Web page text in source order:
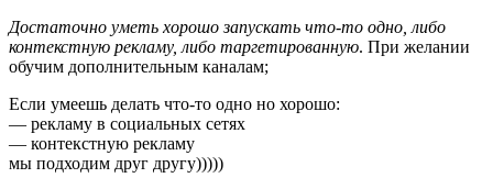
Достаточно уметь хорошо запускать что-то одно, либо
контекстную рекламу, либо таргетированную. При желании
обучим дополнительным каналам;
Если умеешь делать что-то одно но хорошо:
— рекламу в социальных сетях
— контекстную рекламу
мы подходим друг другу)))))